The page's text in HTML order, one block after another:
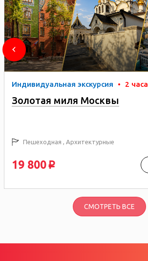
Индивидуальная экскурсия • 2 часа
Золотая миля Москвы
Пешеходная , Архитектурные
19 800 p
СМОТРЕТЬ ВСЕ